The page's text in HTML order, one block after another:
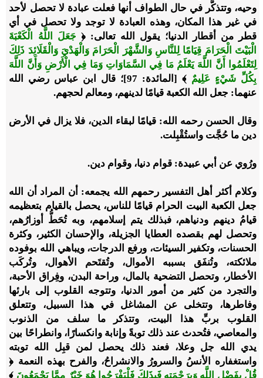
وحيه، وتتذكَّر في حال الطواف أنها فعلت عبادة لا تحصل لأحد
في غير هذا المكان، وهذه العبادة لا توجد ولا تحصل في أي
قطر من أقطار الدنيا؛ يقول الله تعالى: ﴿ جَعَلَ اللَّهُ الْكَعْبَةَ
الْبَيْتَ الْحَرَامَ قِيَامًا لِلنَّاسِ وَالشَّهْرَ الْحَرَامَ وَالْهَدْيَ وَالْقَلَائِدَ ذَلِكَ
لِتَعْلَمُوا أَنَّ اللَّهَ يَعْلَمُ مَا فِي السَّمَاوَاتِ وَمَا فِي الْأَرْضِ وَأَنَّ اللَّهَ
بِكُلِّ شَيْءٍ عَلِيمٌ
﴾ [المائدة: 97]؛ قال ابن عباس رضي الله
عنهما: جعل الله الكعبة قيامًا لدينهم، ومعالم لحجهم.
وقال الحسن رحمه الله: قيامًا لبقاء الدين، فلا يزال في الأرض
دين ما حُجَّت واستُقْبِلت.
ورُوي عن أبي عبيدة: قوام دنيا، وقوام دين.
وكلام أكثر أهل التفسير رحمهم الله يجمعه: أن المراد أن الله
جعل الكعبة البيت الحرام قيامًا للناس، يحصل بالقيام بتعظيمه
قيامُ دينهم ودنياهم، فبذلك يتم إسلامهم، وبه تُحَطُّ أوزارُهم،
وتحصل لهم بقصده العطايا الجزيلة، والإحسان الكثير، وكثرة
الحسنات، وتكفير السيئات، ورفع الدرجات، ويباهي الله بوفوده
ملائكته، وتُنفَق بسببه الأموال، وتُقتَحم الأهوال، وتُركَب
الأخطار، وتحصل التضحية بالمال، وراحة البدن، وفِراق الأحبة،
والتجرد من كثير من أمور الدنيا، وتتوجه القلوب إلى بارئها
وفاطرها، وتتخلى عن المشاغل في هذا السبيل، وتتعلق
القلوب بربِّ هذا البيت، وتتذكر ما سلف من الذنوب
والمعاصي، فتُحدث عند ذلك توبةً وإنابة وانكسارًا، وانطراحًا بين
يدي الله جل وعلا، فعند ذلك يحصل لمن قبِل الله توبته
واستغفاره الأنسُ والسرورُ والانشراحُ، والفرح بهذه النعمة ﴿
قُلْ بِفَضْلِ اللَّهِ وَبِرَحْمَتِهِ فَبِذَلِكَ فَلْيَفْرَحُوا هُوَ خَيْرٌ مِمَّا يَجْمَعُونَ ﴾